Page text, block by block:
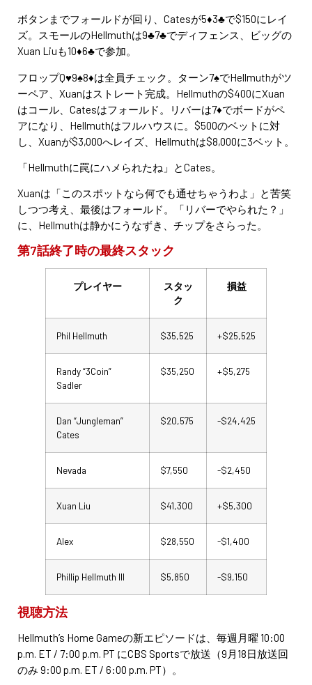
ボタンまでフォールドが回り、Catesが5♦3♣で$150にレイ
ズ。スモールのHellmuthは9♣7♣でディフェンス、ビッグの
Xuan Liuも10♦6♣で参加。
フロップQ♥9♠8♦は全員チェック。ターン7♠でHellmuthがツ
ーペア、Xuanはストレート完成。Hellmuthの$400にXuan
はコール、Catesはフォールド。リバーは7♦でボードがペ
アになり、Hellmuthはフルハウスに。$500のベットに対
し、Xuanが$3,000へレイズ、Hellmuthは$8,000に3ベット。
「Hellmuthに罠にハメられたね」とCates。
Xuanは「このスポットなら何でも通せちゃうわよ」と苦笑
しつつ考え、最後はフォールド。「リバーでやられた？」
に、Hellmuthは静かにうなずき、チップをさらった。
第7話終了時の最終スタック
プレイヤー
スタッ
ク
損益
Phil Hellmuth $35,525 +$25,525
Randy “3Coin”
Sadler
$35,250 +$5,275
Dan “Jungleman”
Cates
$20,575 -$24,425
Nevada $7,550 -$2,450
Xuan Liu $41,300 +$5,300
Alex $28,550 -$1,400
Phillip Hellmuth III $5,850 -$9,150
視聴方法
Hellmuth’s Home Gameの新エピソードは、毎週月曜 10:00
p.m. ET / 7:00 p.m. PT にCBS Sportsで放送（9月18日放送回
のみ 9:00 p.m. ET / 6:00 p.m. PT）。